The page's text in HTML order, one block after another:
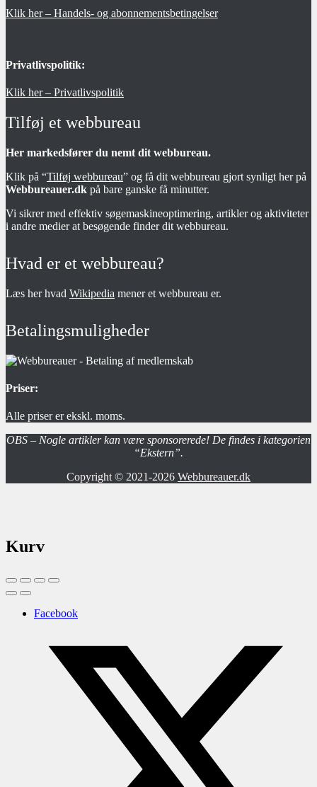
Klik her – Handels- og abonnementsbetingelser
Privatlivspolitik:
Klik her – Privatlivspolitik
Tilføj et webbureau
Her markedsfører du nemt dit webbureau.
Klik på “Tilføj webbureau” og få dit webbureau gjort synligt her på
Webbureauer.dk på bare ganske få minutter.
Vi sikrer med effektiv søgemaskineoptimering, artikler og aktiviteter
i andre medier at besøgende finder dit webbureau.
Hvad er et webbureau?
Læs her hvad Wikipedia mener et webbureau er.
Betalingsmuligheder
Priser:
Alle priser er ekskl. moms.
OBS – Nogle artikler kan være sponsorerede! De findes i kategorien
“Ekstern”.
Copyright © 2021-2026 Webbureauer.dk
Kurv
Facebook